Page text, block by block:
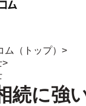
（トップ） >
>
続に強